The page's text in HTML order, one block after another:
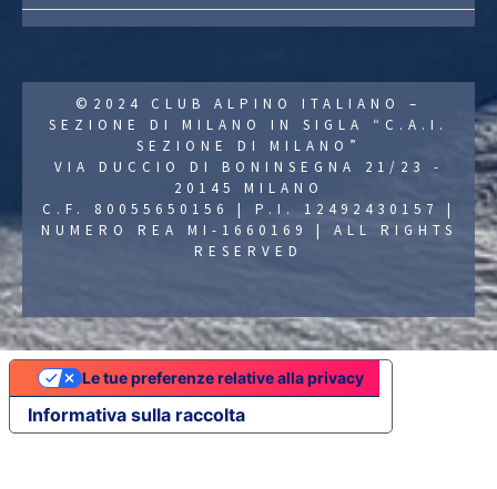
©2024 CLUB ALPINO ITALIANO –
SEZIONE DI MILANO IN SIGLA “C.A.I.
SEZIONE DI MILANO”
VIA DUCCIO DI BONINSEGNA 21/23 -
20145 MILANO
C.F. 80055650156 | P.I. 12492430157 |
NUMERO REA MI-1660169 | ALL RIGHTS
RESERVED
Informativa sulla raccolta
Le tue preferenze relative alla privacy